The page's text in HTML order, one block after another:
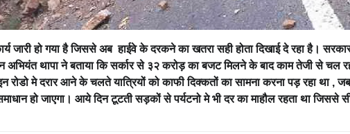
जारी हो गया है जिससे अब हाईवे के दरकने का खतरा सही होता दिखाई दे रहा है।
अभियंत थापा ने बताया कि सर्कार से ३२ करोड़ का बजट मिलने के बाद काम तेजी से चल
इन रोडो मे दरार आने के चलते यात्रियों को काफी दिक्कतों का सामना करना पड़ रहा था ,
हो जाएगा। आये दिन टूटती सड़कों से पर्यटनो मे भी दर का माहौल रहता था जिससे